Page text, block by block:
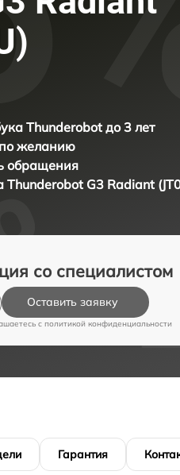
Thunderobot до 3 лет
желанию
обращения
Thunderobot G3 Radiant
со специалистом
Оставить заявку
c политикой конфиденциальности
Гарантия